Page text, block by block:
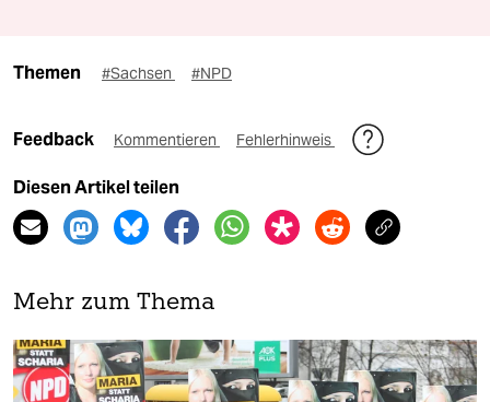
Themen #Sachsen #NPD
Feedback Kommentieren Fehlerhinweis
Diesen Artikel teilen
Mehr zum Thema